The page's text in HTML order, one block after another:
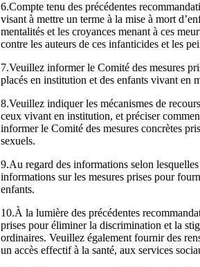
6.Compte tenu des précédentes
visant à mettre un terme à la mise à mort
mentalités et les croyances menant à ces
contre les auteurs de ces infanticides et les
7.Veuillez informer le Comité des mesures
placés en institution et des enfants vivant en
8.Veuillez indiquer les mécanismes de
ceux vivant en institution, et préciser
informer le Comité des mesures concrètes
sexuels.
9.Au regard des informations selon
informations sur les mesures prises pour
enfants.
10.À la lumière des précédentes
prises pour éliminer la discrimination et la
ordinaires. Veuillez également fournir des
un accès effectif à la santé, aux services